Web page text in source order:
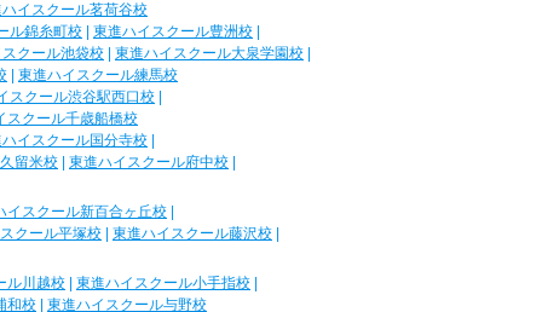
イスクール茗荷谷校
ル錦糸町校 東進ハイスクール豊洲校
クール池袋校 東進ハイスクール大泉学園校
東進ハイスクール練馬校
スクール渋谷駅西口校
スクール千歳船橋校
イスクール国分寺校
留米校 東進ハイスクール府中校
イスクール新百合ヶ丘校
クール平塚校 東進ハイスクール藤沢校
ル川越校 東進ハイスクール小手指校
和校 東進ハイスクール与野校